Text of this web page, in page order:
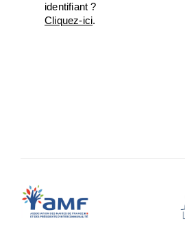
identifiant ?
Cliquez-ici.